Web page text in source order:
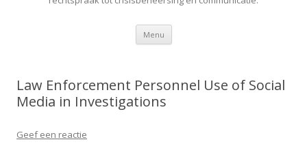
Menu Spring
inhoud
Law Enforcement Personnel Use of Social
Media in Investigations
Geef een reactie